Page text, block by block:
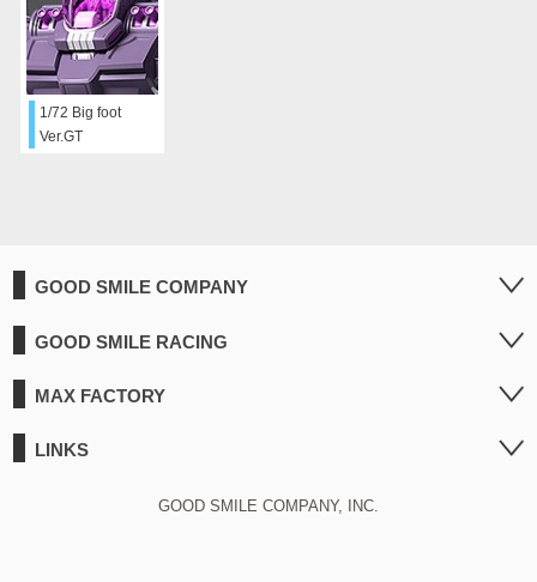
1/72 Big foot
Ver.GT
GOOD SMILE COMPANY
GOOD SMILE RACING
MAX FACTORY
LINKS
GOOD SMILE COMPANY, INC.